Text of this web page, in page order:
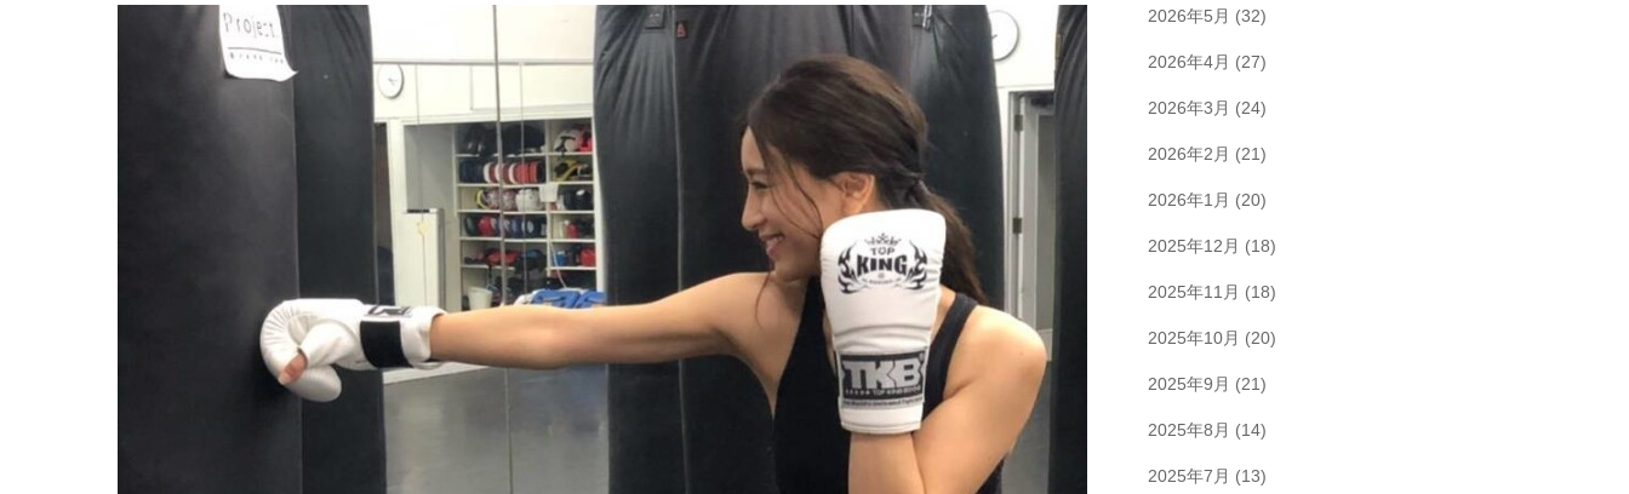
2026年5月 (32)
2026年4月 (27)
2026年3月 (24)
2026年2月 (21)
2026年1月 (20)
2025年12月 (18)
2025年11月 (18)
2025年10月 (20)
2025年9月 (21)
2025年8月 (14)
2025年7月 (13)